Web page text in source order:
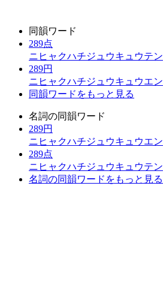
同韻ワード
289点
ニヒャクハチジュウキュウテン
289円
ニヒャクハチジュウキュウエン
同韻ワードをもっと見る
名詞の同韻ワード
289円
ニヒャクハチジュウキュウエン
289点
ニヒャクハチジュウキュウテン
名詞の同韻ワードをもっと見る